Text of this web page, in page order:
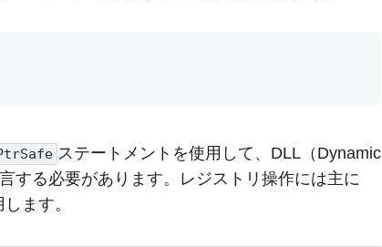
ステートメントを使用して、DLL（Dynamic
する必要があります。レジストリ操作には主に
ます。